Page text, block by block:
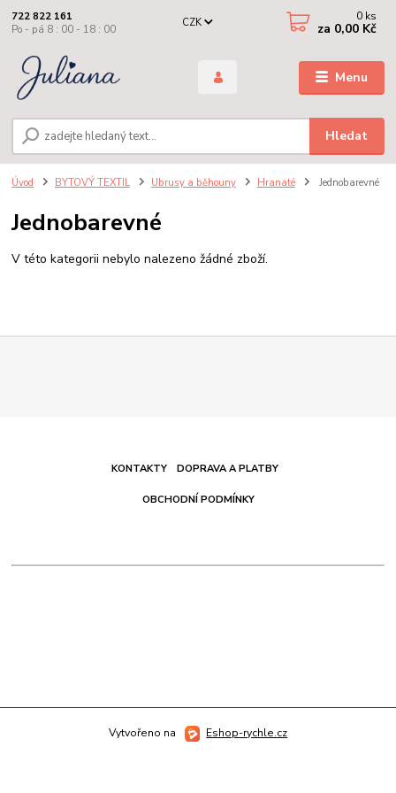
Menu
CZK
Hledat
722 822 161
Po - pá 8 : 00 - 18 : 00
0 ks
za 0,00 Kč
Úvod BYTOVÝ TEXTIL Ubrusy a běhouny Hranaté Jednobarevné
Jednobarevné
V této kategorii nebylo nalezeno žádné zboží.
KONTAKTY DOPRAVA A PLATBY
OBCHODNÍ PODMÍNKY
Vytvořeno na Eshop-rychle.cz